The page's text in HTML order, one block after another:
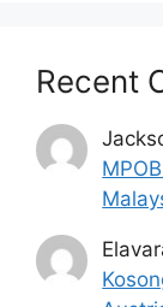
Recent